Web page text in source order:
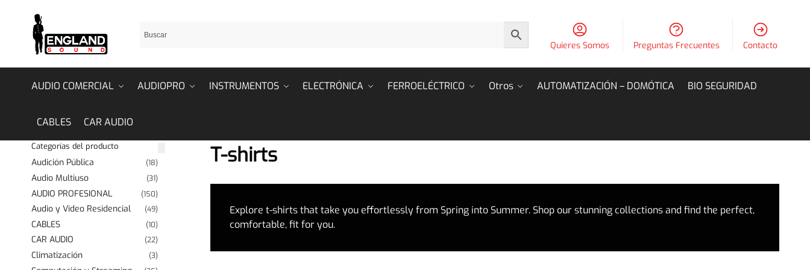
Quieres Somos Preguntas Frecuentes Contacto
AUDIO COMERCIAL AUDIOPRO INSTRUMENTOS ELECTRÓNICA FERROELÉCTRICO Otros AUTOMATIZACIÓN – DOMÓTICA BIO SEGURIDAD
CABLES CAR AUDIO
T-shirts
Explore t-shirts that take you effortlessly from Spring into Summer. Shop our stunning collections and find the perfect,
comfortable, fit for you.
Categorías del producto
Audición Pública (18)
Audio Multiuso (31)
AUDIO PROFESIONAL (150)
Audio y Video Residencial (49)
CABLES (10)
CAR AUDIO (22)
Climatización (3)